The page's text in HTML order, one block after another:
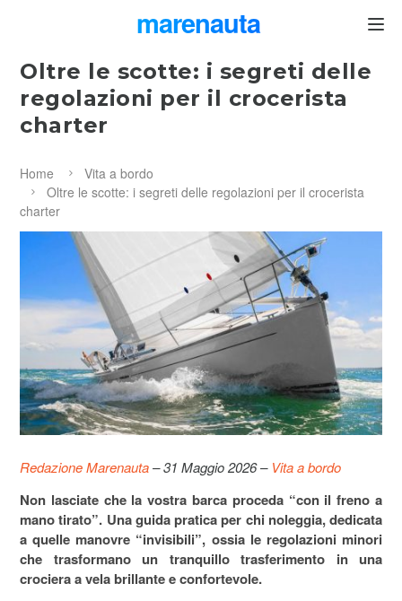
marenauta
Oltre le scotte: i segreti delle
regolazioni per il crocerista
charter
Home
Vita a bordo
Oltre le scotte: i segreti delle regolazioni per il crocerista
charter
Redazione Marenauta– 31 Maggio 2026 – Vita a bordo
Non lasciate che la vostra barca proceda “con il freno a
mano tirato”. Una guida pratica per chi noleggia, dedicata
a quelle manovre “invisibili”, ossia le regolazioni minori
che trasformano un tranquillo trasferimento in una
crociera a vela brillante e confortevole.